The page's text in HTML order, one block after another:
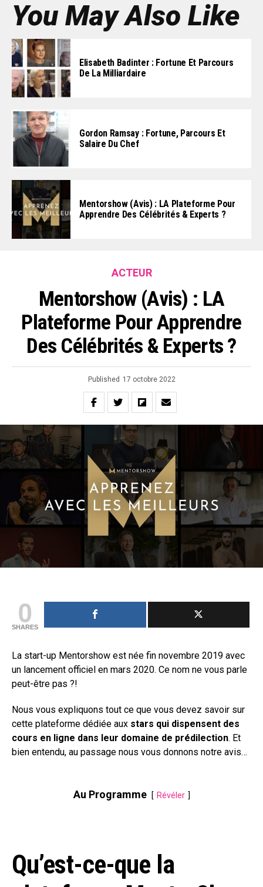
You May Also Like
Elisabeth Badinter : Fortune Et Parcours
De La Milliardaire
Gordon Ramsay : Fortune, Parcours Et
Salaire Du Chef
Mentorshow (Avis) : LA Plateforme Pour
Apprendre Des Célébrités & Experts ?
ACTEUR
Mentorshow (Avis) : LA
Plateforme Pour Apprendre
Des Célébrités & Experts ?
Published 17 octobre 2022
0
SHARES
La start-up Mentorshow est née fin novembre 2019 avec
un lancement officiel en mars 2020. Ce nom ne vous parle
peut-être pas ?!
Nous vous expliquons tout ce que vous devez savoir sur
cette plateforme dédiée aux stars qui dispensent des
cours en ligne dans leur domaine de prédilection. Et
bien entendu, au passage nous vous donnons notre avis…
Au Programme Révéler
Qu’est-ce-que la